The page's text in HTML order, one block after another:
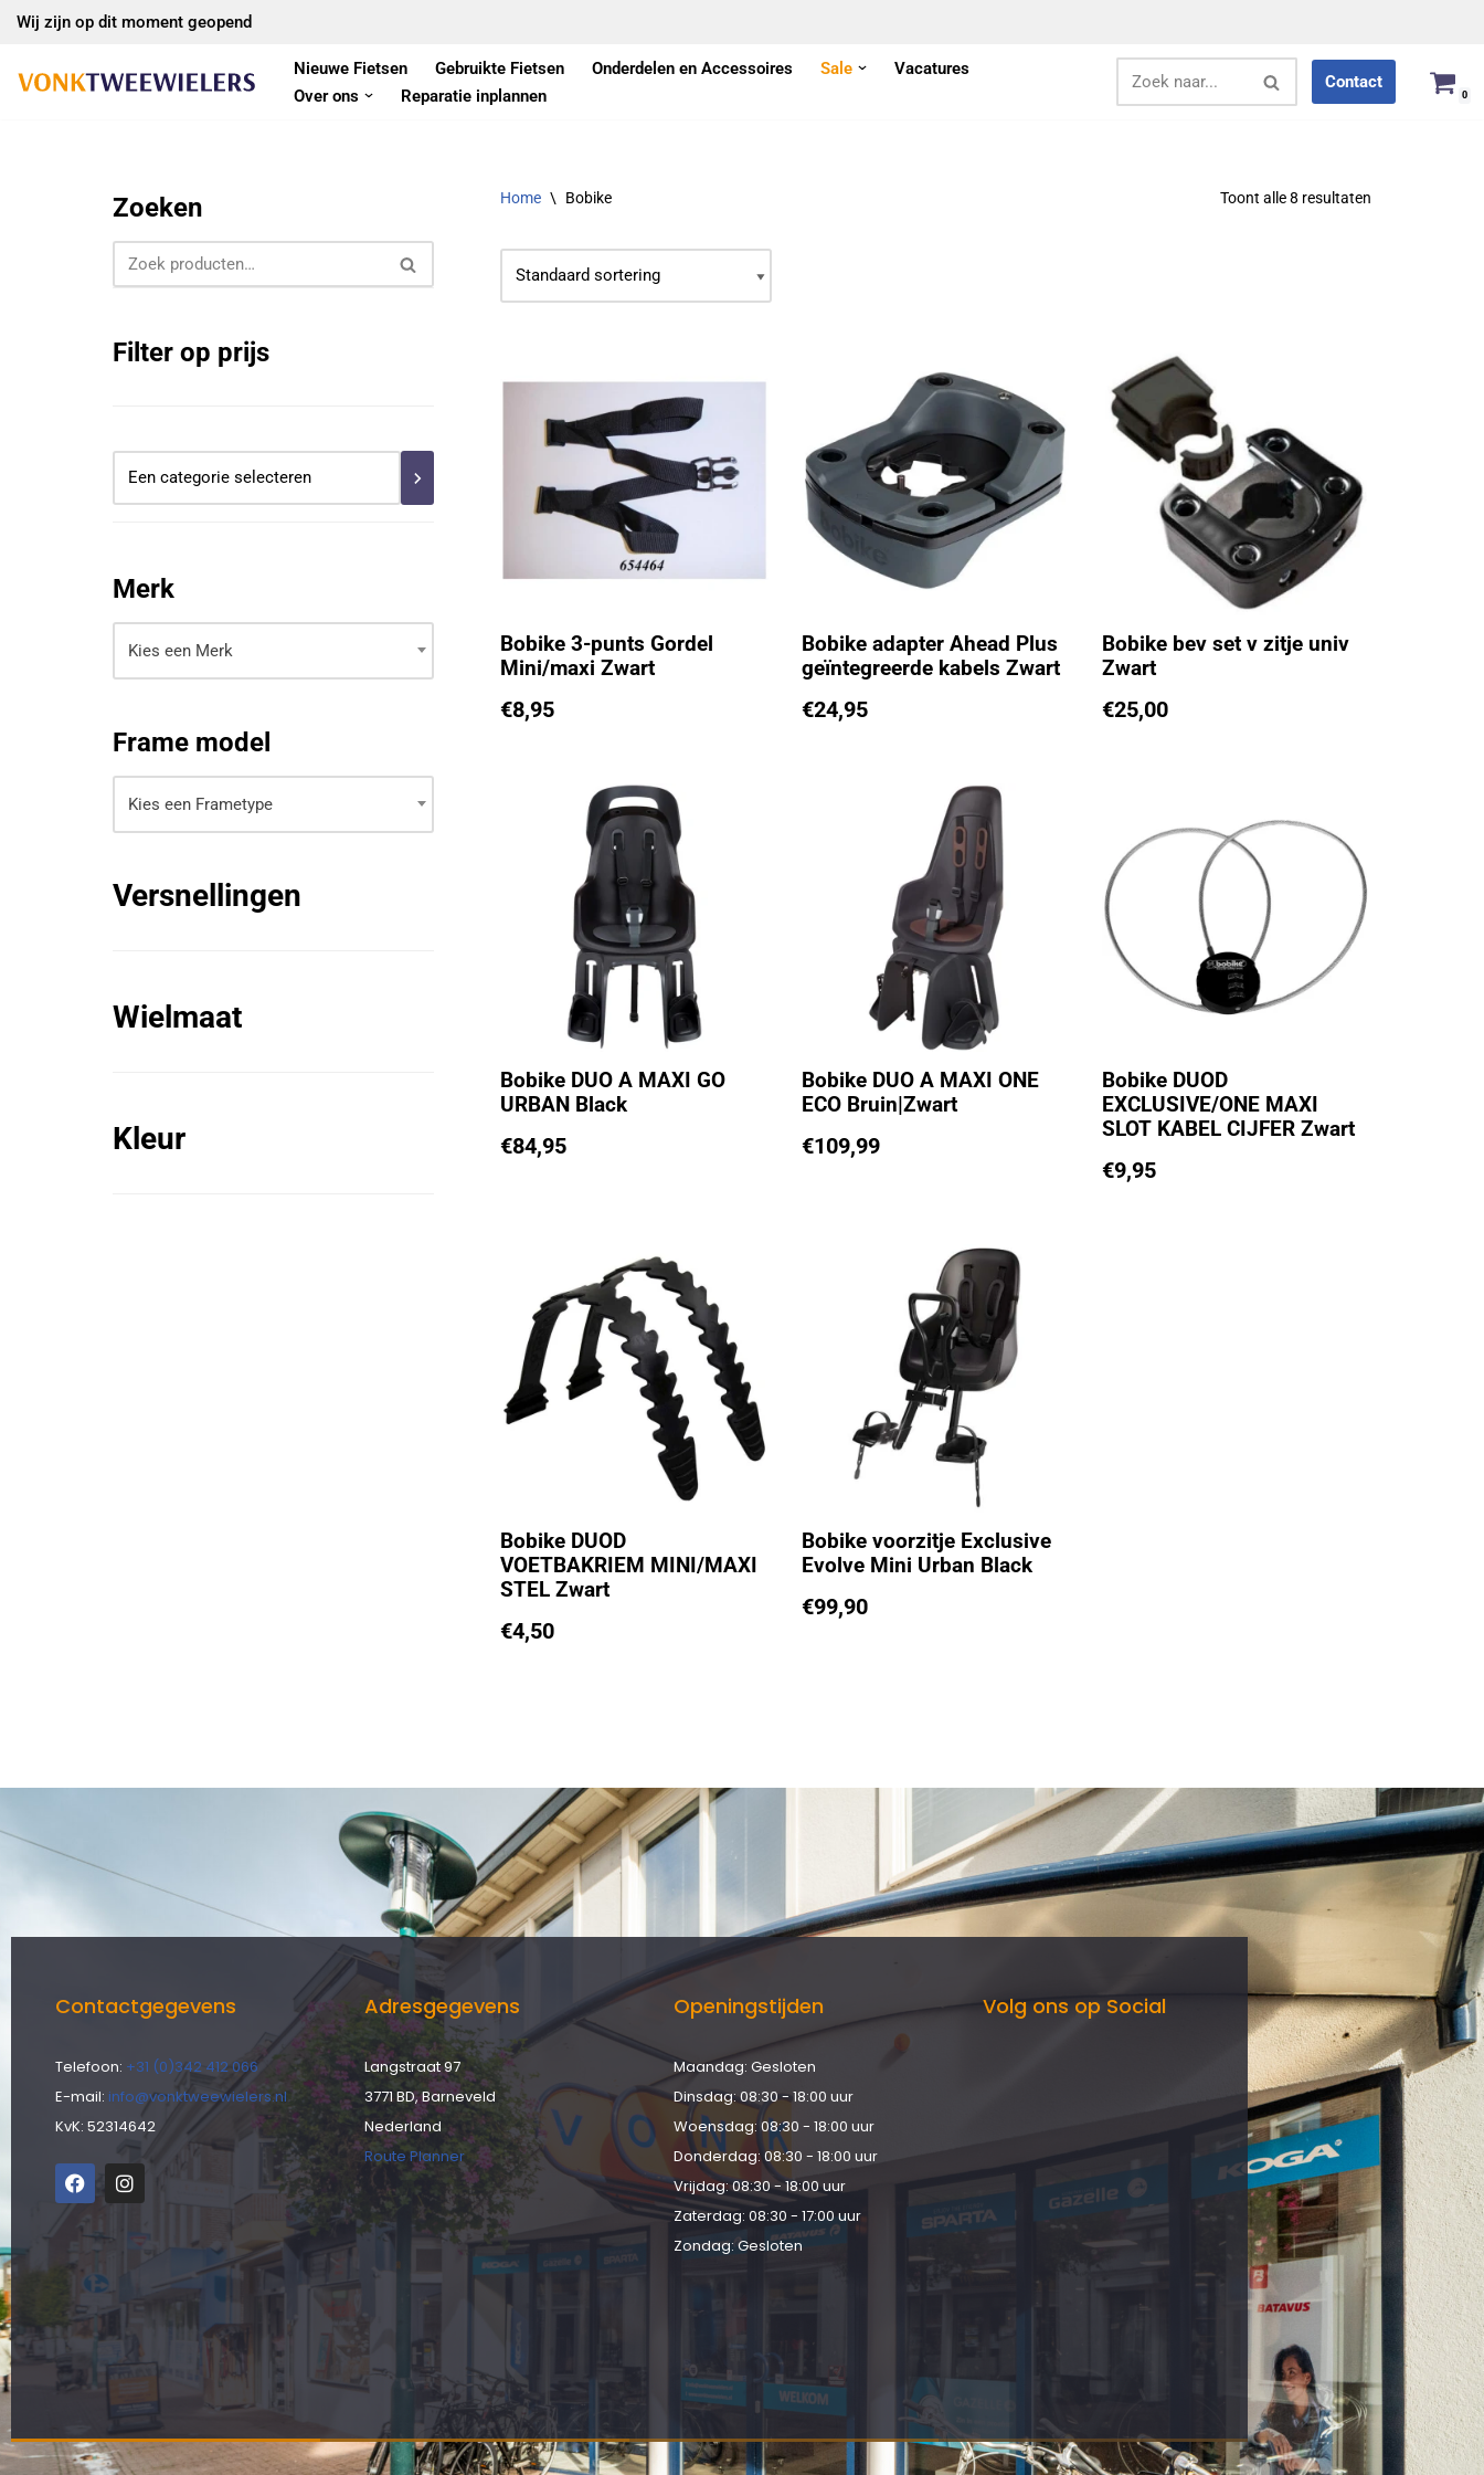
naar
Wij zijn op dit moment geopend
Nieuwe Fietsen Gebruikte Fietsen Onderdelen en Accessoires Sale
Vacatures
Over ons
Reparatie inplannen
Contact
0
Zoeken
Filter op prijs
Merk
Kies een Merk
Frame model
Kies een Frametype
Versnellingen
Wielmaat
Kleur
Home \ Bobike Toont alle 8 resultaten
Bobike 3-punts Gordel
Mini/maxi Zwart
€8,95
Bobike adapter Ahead Plus
geïntegreerde kabels Zwart
€24,95
Bobike bev set v zitje univ
Zwart
€25,00
Bobike DUO A MAXI GO
URBAN Black
€84,95
Bobike DUO A MAXI ONE
ECO Bruin|Zwart
€109,99
Bobike DUOD
EXCLUSIVE/ONE MAXI
SLOT KABEL CIJFER Zwart
€9,95
Bobike DUOD
VOETBAKRIEM MINI/MAXI
STEL Zwart
€4,50
Bobike voorzitje Exclusive
Evolve Mini Urban Black
€99,90
Contactgegevens
Telefoon: +31 (0)342 412 066
E-mail: info@vonktweewielers.nl
KvK: 52314642
Adresgegevens
Langstraat 97
3771 BD, Barneveld
Nederland
Route Planner
Openingstijden
Maandag: Gesloten
Dinsdag: 08:30 - 18:00 uur
Woensdag: 08:30 - 18:00 uur
Donderdag: 08:30 - 18:00 uur
Vrijdag: 08:30 - 18:00 uur
Zaterdag: 08:30 - 17:00 uur
Zondag: Gesloten
Volg ons op Social